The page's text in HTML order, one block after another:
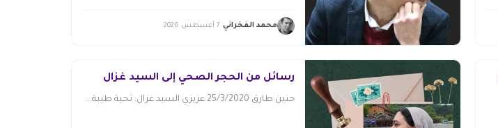
محمد الفخراني 7 أغسطس 2026
رسائل من الحجر الصحي إلى السيد غزال
حنين طارق 25/3/2020 عزيزي السيد غزال: تحية طيبة...